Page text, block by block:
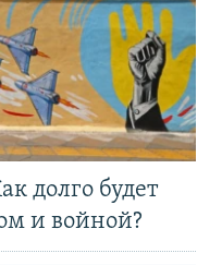
долго будет
и войной?